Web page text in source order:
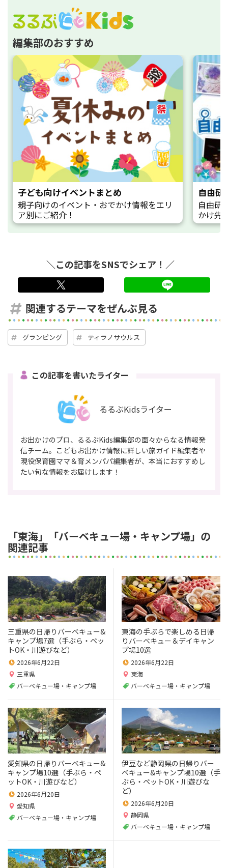
編集部のおすすめ
子ども向けイベントまとめ
親子向けのイベント・おでかけ情報をエリ
ア別にご紹介！
自由研
自由研
かけ先
＼この記事をSNSでシェア！／
関連するテーマをぜんぶ見る
グランピング ティラノサウルス
この記事を書いたライター
るるぶKidsライター
お出かけのプロ、るるぶKids編集部の面々からなる情報発
信チーム。こどもお出かけ情報に詳しい旅ガイド編集者や
現役保育園ママ＆育メンパパ編集者が、本当におすすめし
たい旬な情報をお届けします！
「東海」「バーベキュー場・キャンプ場」の
関連記事
三重県の日帰りバーベキュー&
キャンプ場7選（手ぶら・ペッ
トOK・川遊びなど）
2026年6月22日
三重県
バーベキュー場・キャンプ場
東海の手ぶらで楽しめる日帰
りバーベキュー＆デイキャン
プ場10選
2026年6月22日
東海
バーベキュー場・キャンプ場
愛知県の日帰りバーベキュー&
キャンプ場10選（手ぶら・ペ
ットOK・川遊びなど）
2026年6月20日
愛知県
バーベキュー場・キャンプ場
伊豆など静岡県の日帰りバー
ベキュー&キャンプ場10選（手
ぶら・ペットOK・川遊びな
ど）
2026年6月20日
静岡県
バーベキュー場・キャンプ場